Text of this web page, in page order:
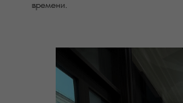
времени.